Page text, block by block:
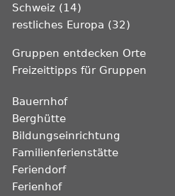
Schweiz (14)
restliches Europa (32)
Gruppen entdecken Orte
Freizeittipps für Gruppen
Bauernhof
Berghütte
Bildungseinrichtung
Familienferienstätte
Feriendorf
Ferienhof